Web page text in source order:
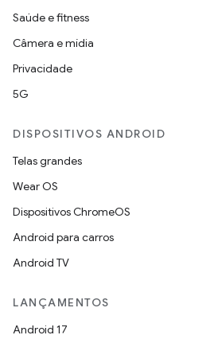
Saúde e fitness
Câmera e mídia
Privacidade
5G
DISPOSITIVOS ANDROID
Telas grandes
Wear OS
Dispositivos ChromeOS
Android para carros
Android TV
LANÇAMENTOS
Android 17